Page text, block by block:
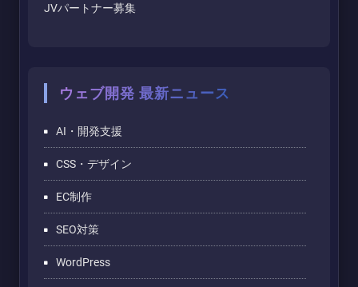
JVパートナー募集
ウェブ開発 最新ニュース
AI・開発支援
CSS・デザイン
EC制作
SEO対策
WordPress